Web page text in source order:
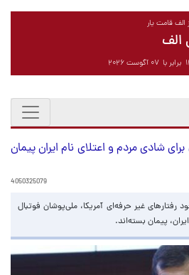
قامت یار
الف
شادی مردم و اعتلای نام ایران پیمان
4050325079
غیر حرفه‌ای آمریکا، ملی‌پوشان فوتبال
پیمان بسته‌اند.